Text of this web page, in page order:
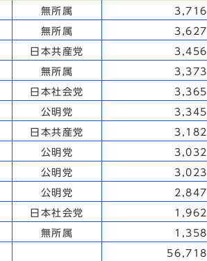
無所属 3,716
無所属 3,627
日本共産党 3,456
無所属 3,373
日本社会党 3,365
公明党 3,345
日本共産党 3,182
公明党 3,032
公明党 3,023
公明党 2,847
日本社会党 1,962
無所属 1,358
56,718